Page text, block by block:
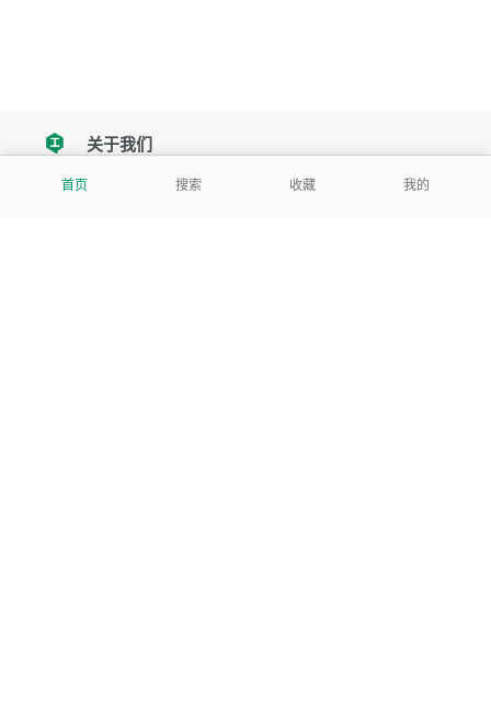
首页 搜索 收藏 我的
tencent关于我们
我们努力把每一个工具做成批量处理的产品